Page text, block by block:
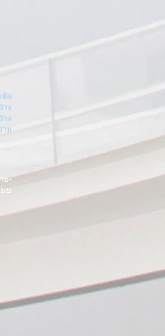
ตัด
าง
ง
ม
ย-
บบ